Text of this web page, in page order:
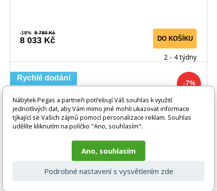
-18% 9 780 Kč
8 033 Kč DO KOŠÍKU
2 - 4 týdny
-7%
Rychlé dodání
Nábytek Pegas a partneři potřebují Váš souhlas k využití
jednotlivých dat, aby Vám mimo jiné mohli ukazovat informace
týkající se Vašich zájmů pomocí personalizace reklam. Souhlas
udělíte kliknutím na políčko "Ano, souhlasím".
Ano, souhlasím
Podrobné nastavení s vysvětlením zde